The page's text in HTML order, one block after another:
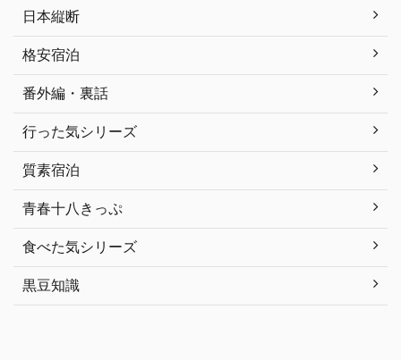
日本縦断
格安宿泊
番外編・裏話
行った気シリーズ
質素宿泊
青春十八きっぷ
食べた気シリーズ
黒豆知識